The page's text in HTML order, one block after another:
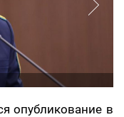
опубликование в